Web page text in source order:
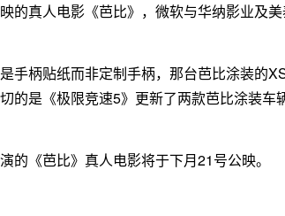
的真人电影《芭比》，微软与华纳影业及
手柄贴纸而非定制手柄，那台芭比涂装的
的是《极限竞速5》更新了两款芭比涂装车
的《芭比》真人电影将于下月21号公映。